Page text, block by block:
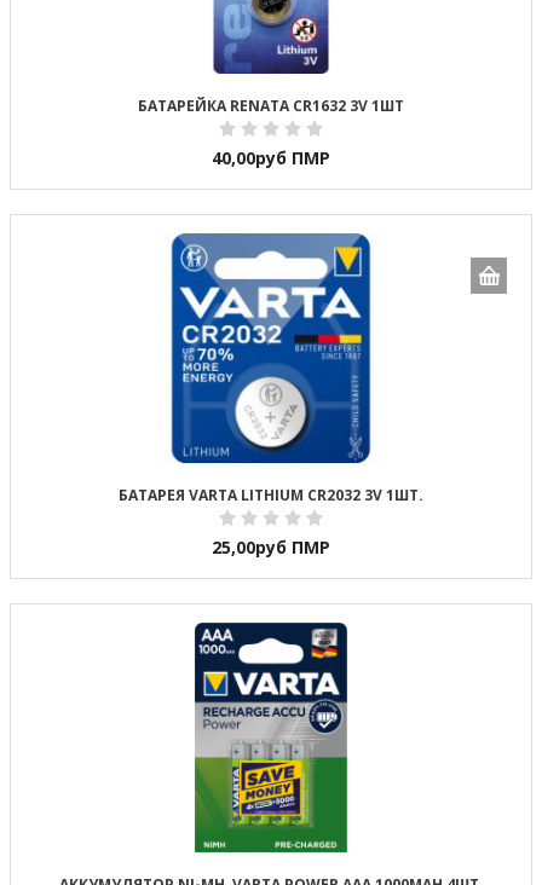
БАТАРЕЙКА RENATA CR1632 3V 1ШТ
40,00руб ПМР
БАТАРЕЯ VARTA LITHIUM CR2032 3V 1ШТ.
25,00руб ПМР